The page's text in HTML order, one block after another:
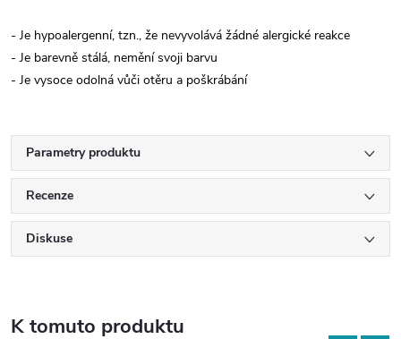
- Je hypoalergenní, tzn., že nevyvolává žádné alergické reakce
- Je barevně stálá, nemění svoji barvu
- Je vysoce odolná vůči otěru a poškrábání
Parametry produktu
Recenze
Diskuse
K tomuto produktu